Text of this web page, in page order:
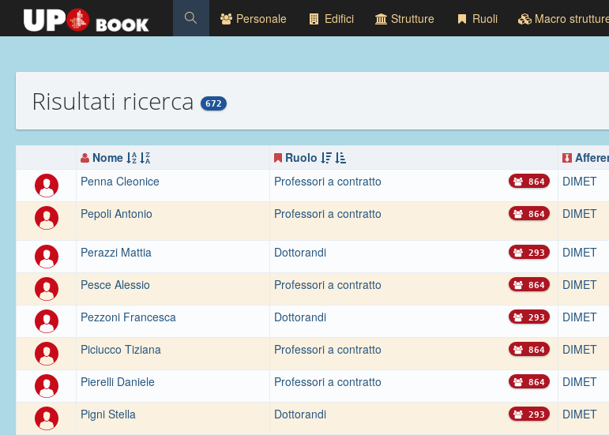
Personale Edifici Strutture Ruoli Macro
Risultati ricerca 672
Nome Ruolo
Penna Cleonice
Professori a contratto 864 DIMET
Pepoli Antonio Professori a contratto 864 DIMET
Perazzi Mattia
Dottorandi 293 DIMET
Pesce Alessio Professori a contratto 864 DIMET
Pezzoni Francesca Dottorandi 293 DIMET
Piciucco Tiziana Professori a contratto 864 DIMET
Pierelli Daniele Professori a contratto 864 DIMET
Pigni Stella Dottorandi 293 DIMET